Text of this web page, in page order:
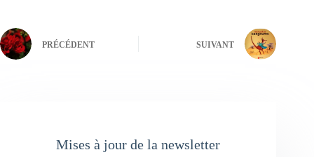
PRÉCÉDENT SUIVANT
Mises à jour de la newsletter